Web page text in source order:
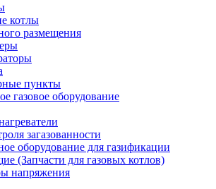
котлы
размещения
пункты
газовое оборудование
загазованности
оборудование для газификации
(Запчасти для газовых котлов)
напряжения